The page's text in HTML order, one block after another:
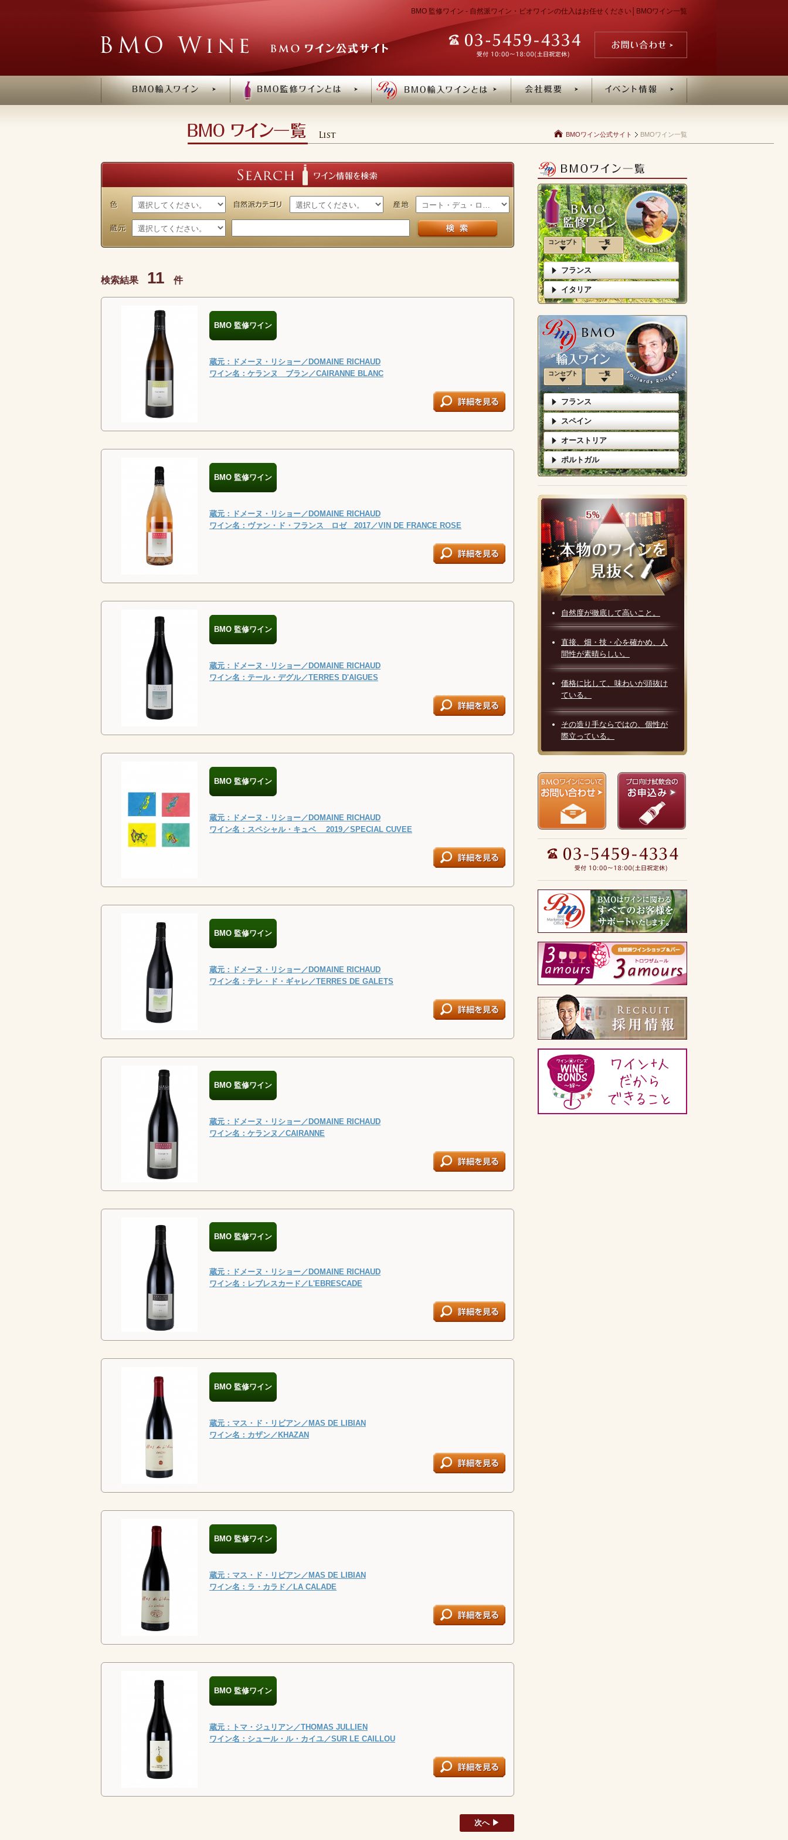
BMO 監修ワイン - 自然派ワイン・ビオワインの仕入はお任せください│BMOワイン一覧
BMOワイン公式サイト BMOワイン一覧
検索結果 11 件
BMO 監修ワイン
蔵元：ドメーヌ・リショー／DOMAINE RICHAUD
ワイン名：ケランヌ ブラン／CAIRANNE BLANC
BMO 監修ワイン
蔵元：ドメーヌ・リショー／DOMAINE RICHAUD
ワイン名：ヴァン・ド・フランス ロゼ 2017／VIN DE FRANCE ROSE
BMO 監修ワイン
蔵元：ドメーヌ・リショー／DOMAINE RICHAUD
ワイン名：テール・デグル／TERRES D'AIGUES
BMO 監修ワイン
蔵元：ドメーヌ・リショー／DOMAINE RICHAUD
ワイン名：スペシャル・キュベ 2019／SPECIAL CUVEE
BMO 監修ワイン
蔵元：ドメーヌ・リショー／DOMAINE RICHAUD
ワイン名：テレ・ド・ギャレ／TERRES DE GALETS
BMO 監修ワイン
蔵元：ドメーヌ・リショー／DOMAINE RICHAUD
ワイン名：ケランヌ／CAIRANNE
BMO 監修ワイン
蔵元：ドメーヌ・リショー／DOMAINE RICHAUD
ワイン名：レブレスカード／L'EBRESCADE
BMO 監修ワイン
蔵元：マス・ド・リビアン／MAS DE LIBIAN
ワイン名：カザン／KHAZAN
BMO 監修ワイン
蔵元：マス・ド・リビアン／MAS DE LIBIAN
ワイン名：ラ・カラド／LA CALADE
BMO 監修ワイン
蔵元：トマ・ジュリアン／THOMAS JULLIEN
ワイン名：シュール・ル・カイユ／SUR LE CAILLOU
次へ ▶
コンセプト 一覧
フランス
イタリア
コンセプト 一覧
フランス
スペイン
オーストリア
ポルトガル
自然度が徹底して高いこと。
直接、畑・技・心を確かめ、人
間性が素晴らしい。
価格に比して、味わいが頭抜け
ている。
その造り手ならではの、個性が
際立っている。